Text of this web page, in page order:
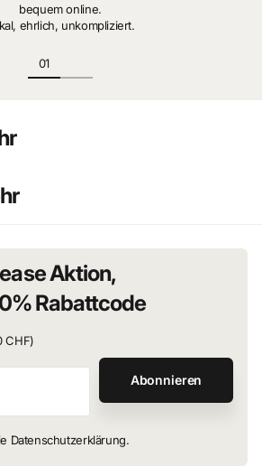
bequem online.
ehrlich, unkompliziert.
Aktion,
Rabattcode
CHF)
Abonnieren
Datenschutzerklärung.